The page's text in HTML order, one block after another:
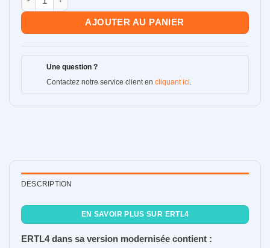
AJOUTER AU PANIER
Une question ?
Contactez notre service client encliquant ici.
DESCRIPTION
EN SAVOIR PLUS SUR ERTL4
ERTL4 dans sa version modernisée contient :